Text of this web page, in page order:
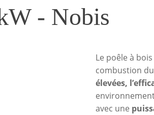
- Nobis
Le poêle à bois
combustion
élevées,
avec une